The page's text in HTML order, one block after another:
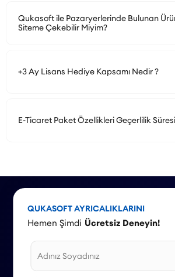
Qukasoft ile Pazaryerlerinde Bulunan
Siteme Çekebilir Miyim?
+3 Ay Lisans Hediye Kapsamı Nedir ?
E-Ticaret Paket Özellikleri Geçerlilik
QUKASOFT AYRICALIKLARINI
Hemen Şimdi Ücretsiz Deneyin!